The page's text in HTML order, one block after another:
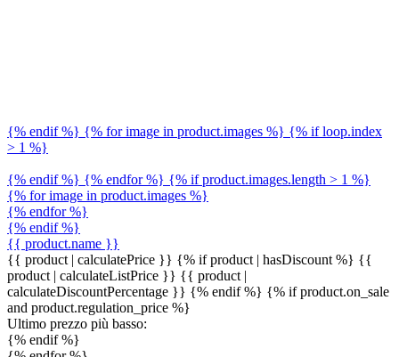
{% endif %} {% for image in product.images %} {% if loop.index
> 1 %}
{% endif %} {% endfor %} {% if product.images.length > 1 %}
{% for image in product.images %}
{% endfor %}
{% endif %}
{{ product.name }}
{{ product | calculatePrice }} {% if product | hasDiscount %} {{
product | calculateListPrice }} {{ product |
calculateDiscountPercentage }} {% endif %} {% if product.on_sale
and product.regulation_price %}
Ultimo prezzo più basso:
{% endif %}